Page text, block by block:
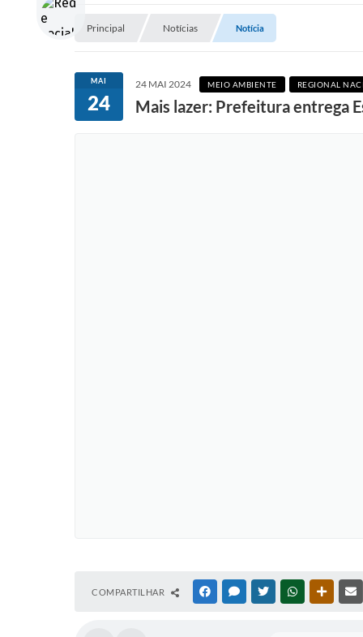
Principal Notícias Notícia
MAI
24
24 MAI 2024 MEIO AMBIENTE REGIONAL
Mais lazer: Prefeitura entrega
COMPARTILHAR FACEBOOKMESSENGER
TWITTERWHATSAPP